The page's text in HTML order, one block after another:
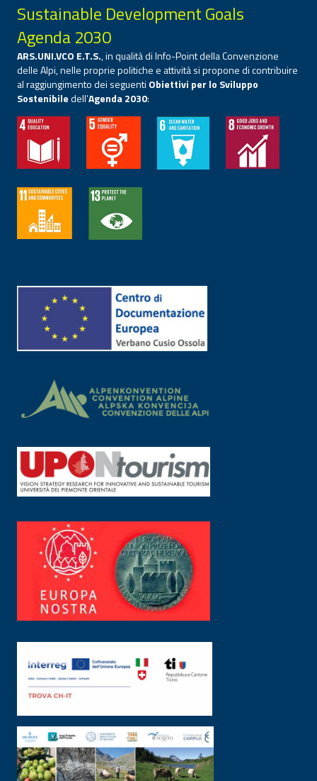
Sustainable Development Goals
Agenda 2030
ARS.UNI.VCO E.T.S., in qualità di Info-Point della Convenzione
delle Alpi, nelle proprie politiche e attività si propone di contribuire
al raggiungimento dei seguenti Obiettivi per lo Sviluppo
Sostenibiledell’Agenda 2030: